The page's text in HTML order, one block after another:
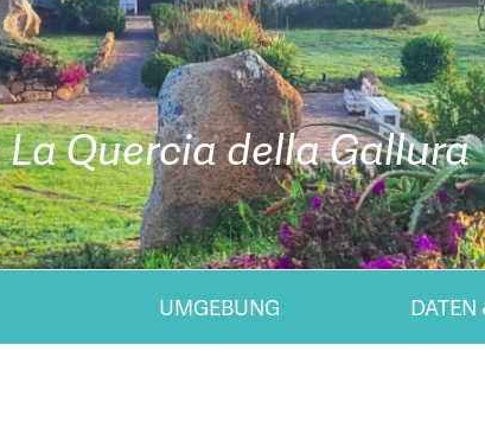
Quercia della Gallura
UMGEBUNG DATEN